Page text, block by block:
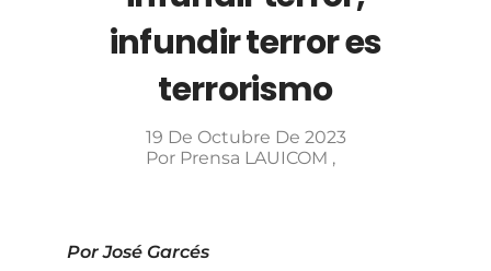
infundir terror es
terrorismo
19 De Octubre De 2023
Por Prensa LAUICOM
Por José Garcés